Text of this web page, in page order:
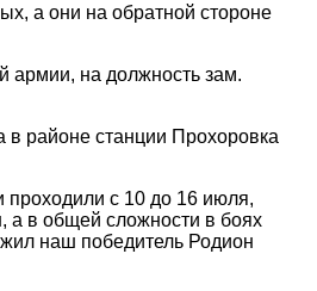
а они на обратной стороне
армии, на должность зам.
районе станции Прохоровка
проходили с 10 до 16 июля,
а в общей сложности в боях
наш победитель Родион